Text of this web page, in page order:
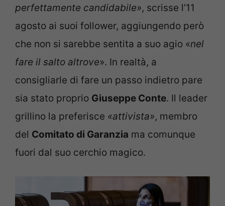
perfettamente candidabile», scrisse l’11
agosto ai suoi follower, aggiungendo però
che non si sarebbe sentita a suo agio «nel
fare il salto altrove». In realtà, a
consigliarle di fare un passo indietro pare
sia stato proprio Giuseppe Conte. Il leader
grillino la preferisce «attivista», membro
del Comitato di Garanzia ma comunque
fuori dal suo cerchio magico.